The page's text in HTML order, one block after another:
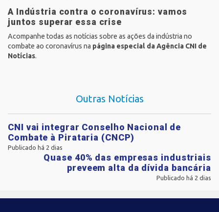
A Indústria contra o coronavírus: vamos
juntos superar essa crise
Acompanhe todas as notícias sobre as ações da indústria no
combate ao coronavírus na página especial da Agência CNI de
Notícias.
Outras Notícias
CNI vai integrar Conselho Nacional de
Combate à Pirataria (CNCP)
Publicado há 2 dias
Quase 40% das empresas industriais
preveem alta da dívida bancária
Publicado há 2 dias